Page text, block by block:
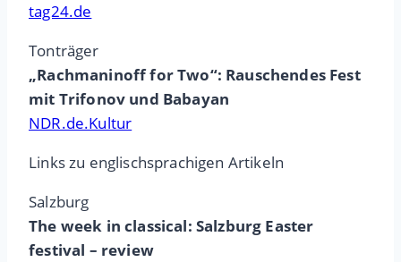
tag24.de
Tonträger
„Rachmaninoff for Two“: Rauschendes Fest
mit Trifonov und Babayan
NDR.de.Kultur
Links zu englischsprachigen Artikeln
Salzburg
The week in classical: Salzburg Easter
festival – review